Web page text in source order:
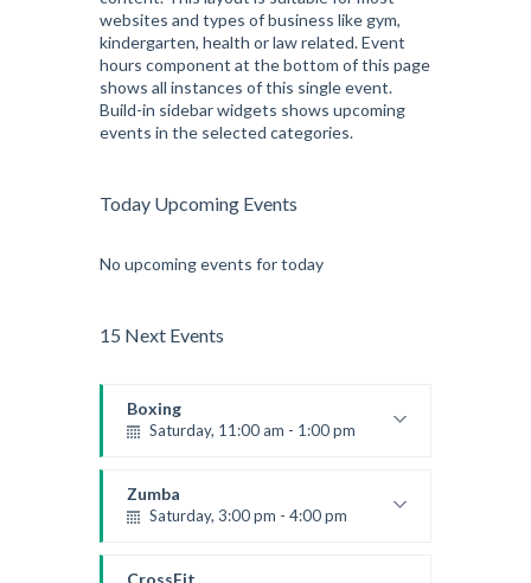
Kevin Nomak
websites and types of business like gym,
kindergarten, health or law related. Event
hours component at the bottom of this page
shows all instances of this single event.
Build-in sidebar widgets shows upcoming
events in the selected categories.
Today Upcoming Events
No upcoming events for today
15 Next Events
Boxing
Saturday, 11:00 am - 1:00 pm
Robert Bandana
Zumba
Saturday, 3:00 pm - 4:00 pm
Emma Brown
CrossFit